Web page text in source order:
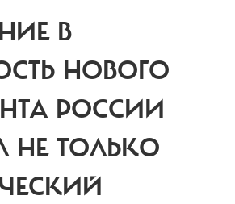
В
НОВОГО
РОССИИ
НЕ ТОЛЬКО